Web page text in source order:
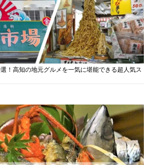
！高知の地元グルメを一気に堪能できる超人気ス